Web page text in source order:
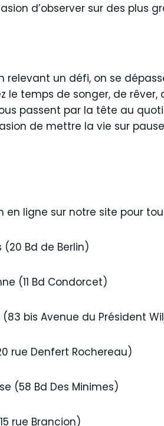
d’observer sur des plus
relevant un défi, on se
le temps de songer, de
passent par la tête au
de mettre la vie sur
en ligne sur notre site pour
Bd de Berlin)
(11 Bd Condorcet)
bis Avenue du Président
Denfert Rochereau)
Bd Des Minimes)
rue Brancion)